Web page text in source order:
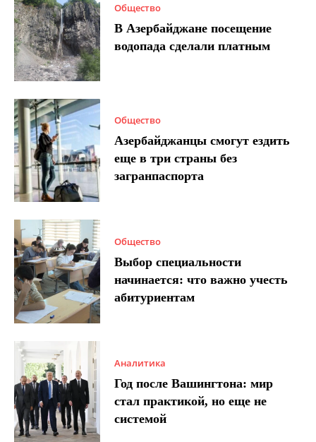
Общество
В Азербайджане посещение
водопада сделали платным
Общество
Азербайджанцы смогут ездить
еще в три страны без
загранпаспорта
Общество
Выбор специальности
начинается: что важно учесть
абитуриентам
Аналитика
Год после Вашингтона: мир
стал практикой, но еще не
системой